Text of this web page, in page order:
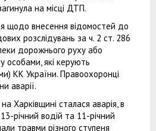
на місці ДТП.
щодо внесення відомостей до
розслідувань за ч. 2 ст. 286
дорожнього руху або
особами, які керують
КК України. Правоохоронці
аварії.
Харківщині сталася аварія, в
річний водій та 11-річний
травми різного ступеня